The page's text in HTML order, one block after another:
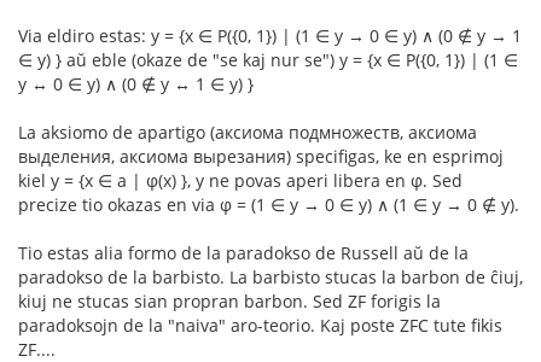
Via eldiro estas: y = {x ∈ P({0, 1}) | (1 ∈ y → 0 ∈ y) ∧ (0 ∉ y → 1
∈ y) } aŭ eble (okaze de "se kaj nur se") y = {x ∈ P({0, 1}) | (1 ∈
y ↔ 0 ∈ y) ∧ (0 ∉ y ↔ 1 ∈ y) }
La aksiomo de apartigo (аксиома подмножеств, аксиома
выделения, аксиома вырезания) specifigas, ke en esprimoj
kiel y = {x ∈ a | φ(x) }, y ne povas aperi libera en φ. Sed
precize tio okazas en via φ = (1 ∈ y → 0 ∈ y) ∧ (1 ∈ y → 0 ∉ y).
Tio estas alia formo de la paradokso de Russell aŭ de la
paradokso de la barbisto. La barbisto stucas la barbon de ĉiuj,
kiuj ne stucas sian propran barbon. Sed ZF forigis la
paradoksojn de la "naiva" aro-teorio. Kaj poste ZFC tute fikis
ZF....